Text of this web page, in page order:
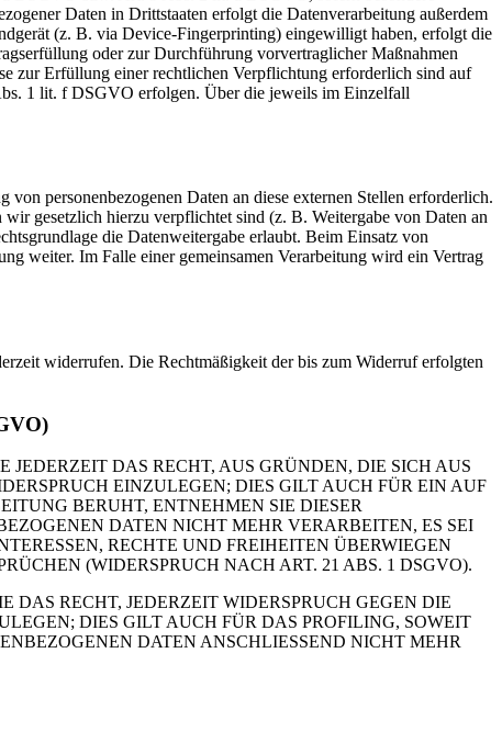
Daten in Drittstaaten erfolgt die Datenverarbeitung außerdem
(z. B. via Device-Fingerprinting) eingewilligt haben, erfolgt die
oder zur Durchführung vorvertraglicher Maßnahmen
zur Erfüllung einer rechtlichen Verpflichtung erforderlich sind auf
1 lit. f DSGVO erfolgen. Über die jeweils im Einzelfall
personenbezogenen Daten an diese externen Stellen erforderlich.
gesetzlich hierzu verpflichtet sind (z. B. Weitergabe von Daten an
die Datenweitergabe erlaubt. Beim Einsatz von
weiter. Im Falle einer gemeinsamen Verarbeitung wird ein Vertrag
widerrufen. Die Rechtmäßigkeit der bis zum Widerruf erfolgten
DAS RECHT, AUS GRÜNDEN, DIE SICH AUS
EINZULEGEN; DIES GILT AUCH FÜR EIN AUF
BERUHT, ENTNEHMEN SIE DIESER
DATEN NICHT MEHR VERARBEITEN, ES SEI
RECHTE UND FREIHEITEN ÜBERWIEGEN
(WIDERSPRUCH NACH ART. 21 ABS. 1 DSGVO).
RECHT, JEDERZEIT WIDERSPRUCH GEGEN DIE
DIES GILT AUCH FÜR DAS PROFILING, SOWEIT
DATEN ANSCHLIESSEND NICHT MEHR